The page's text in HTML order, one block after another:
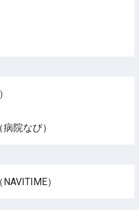
院なび）
）